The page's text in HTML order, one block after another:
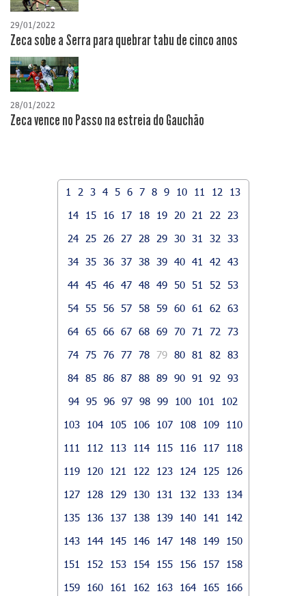
29/01/2022
Zeca sobe a Serra para quebrar tabu de cinco anos
28/01/2022
Zeca vence no Passo na estreia do Gauchão
1 2 3 4 5 6 7 8 9 10 11 12
13
14
15 16 17 18 19 20 21 22
23
24
25 26 27 28 29 30 31 32
33
34 35 36 37 38 39 40 41 42
43
44 45 46 47 48 49 50 51 52
53
54 55 56 57 58 59 60 61 62
63
64 65 66 67 68 69 70 71 72
73
74 75 76 77 78 79 80 81 82
83
84 85 86 87 88 89 90 91 92
93
94 95 96 97 98 99 100 101
102
103
104 105 106 107 108 109
110
111
112 113 114 115 116 117
118
119
120 121 122 123 124 125
126
127
128 129 130 131 132 133
134
135
136 137 138 139 140 141
142
143
144 145 146 147 148 149
150
151
152 153 154 155 156 157
158
159
160 161 162 163 164 165
166